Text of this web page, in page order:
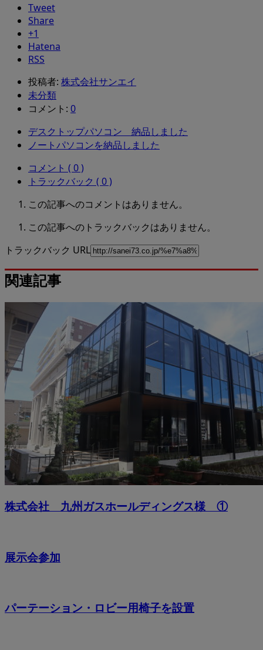
Tweet
Share
+1
Hatena
RSS
投稿者: 株式会社サンエイ
未分類
コメント: 0
デスクトップパソコン 納品しました
ノートパソコンを納品しました
コメント ( 0 )
トラックバック ( 0 )
この記事へのコメントはありません。
この記事へのトラックバックはありません。
トラックバック URL
関連記事
株式会社 九州ガスホールディングス様 ①
展示会参加
パーテーション・ロビー用椅子を設置